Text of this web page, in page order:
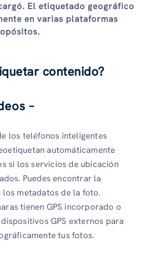
El etiquetado geográfico
en varias plataformas
contenido?
–
los teléfonos inteligentes
automáticamente
si los servicios de ubicación
Puedes encontrar la
los metadatos de la foto.
tienen GPS incorporado o
GPS externos para
tus fotos.